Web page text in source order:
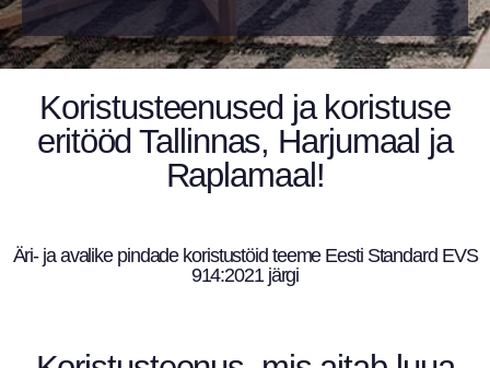
Koristusteenused ja koristuse
eritööd Tallinnas, Harjumaal ja
Raplamaal!
Äri- ja avalike pindade koristustöid teeme Eesti Standard EVS
914:2021 järgi